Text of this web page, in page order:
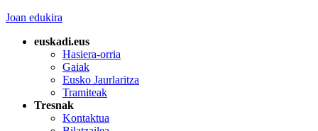
Joan edukira
euskadi.eus
Hasiera-orria
Gaiak
Eusko Jaurlaritza
Tramiteak
Tresnak
Kontaktua